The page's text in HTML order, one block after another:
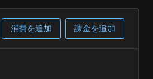
消費を追加 課金を追加